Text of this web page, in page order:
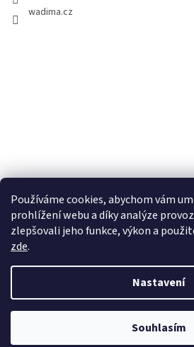
Používáme cookies, abychom vám
prohlížení webu a díky analýze
zlepšovali jeho funkce, výkon a
zde.
Nastavení
Souhlasím
wadima.cz
Copyright 2026wadima.cz - kvalitní
. Všechna